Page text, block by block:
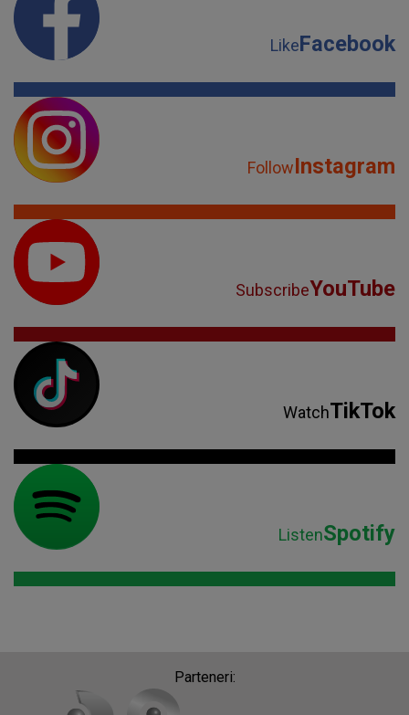
LikeFacebook
FollowInstagram
SubscribeYouTube
WatchTikTok
ListenSpotify
Parteneri: